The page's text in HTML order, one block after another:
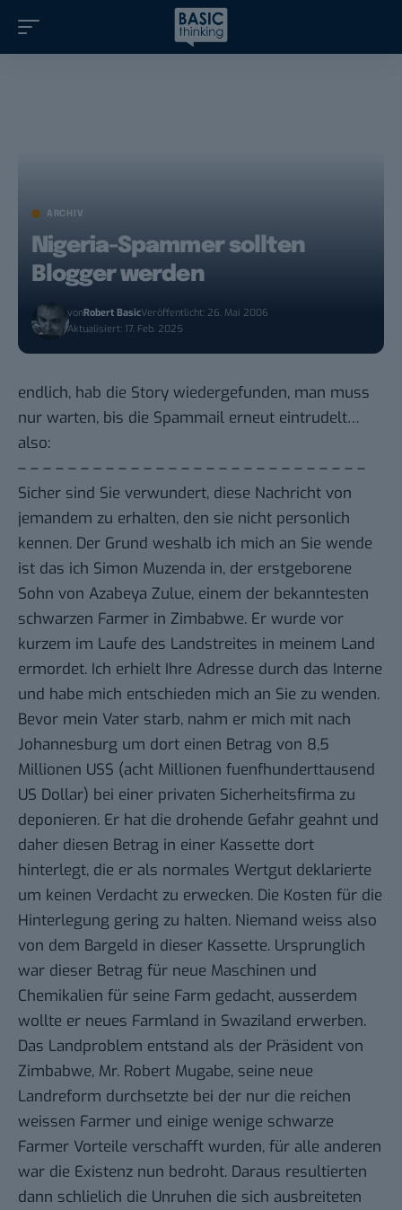
ARCHIV
Nigeria-Spammer sollten
Blogger werden
vonRobert BasicVeröffentlicht: 26. Mai 2006
Aktualisiert: 17. Feb. 2025
endlich, hab die Story wiedergefunden, man muss
nur warten, bis die Spammail erneut eintrudelt…
also:
– – – – – – – – – – – – – – – – – – – – – – – – – – – –
Sicher sind Sie verwundert, diese Nachricht von
jemandem zu erhalten, den sie nicht personlich
kennen. Der Grund weshalb ich mich an Sie wende
ist das ich Simon Muzenda in, der erstgeborene
Sohn von Azabeya Zulue, einem der bekanntesten
schwarzen Farmer in Zimbabwe. Er wurde vor
kurzem im Laufe des Landstreites in meinem Land
ermordet. Ich erhielt Ihre Adresse durch das Interne
und habe mich entschieden mich an Sie zu wenden.
Bevor mein Vater starb, nahm er mich mit nach
Johannesburg um dort einen Betrag von 8,5
Millionen US$ (acht Millionen fuenfhunderttausend
US Dollar) bei einer privaten Sicherheitsfirma zu
deponieren. Er hat die drohende Gefahr geahnt und
daher diesen Betrag in einer Kassette dort
hinterlegt, die er als normales Wertgut deklarierte
um keinen Verdacht zu erwecken. Die Kosten für die
Hinterlegung gering zu halten. Niemand weiss also
von dem Bargeld in dieser Kassette. Ursprunglich
war dieser Betrag für neue Maschinen und
Chemikalien für seine Farm gedacht, ausserdem
wollte er neues Farmland in Swaziland erwerben.
Das Landproblem entstand als der Präsident von
Zimbabwe, Mr. Robert Mugabe, seine neue
Landreform durchsetzte bei der nur die reichen
weissen Farmer und einige wenige schwarze
Farmer Vorteile verschafft wurden, für alle anderen
war die Existenz nun bedroht. Daraus resultierten
dann schlielich die Unruhen die sich ausbreiteten